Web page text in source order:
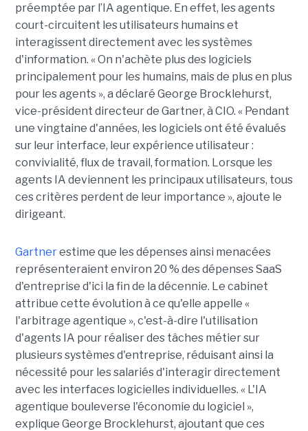
préemptée par l’IA agentique. En effet, les agents
court-circuitent les utilisateurs humains et
interagissent directement avec les systèmes
d'information. « On n'achète plus des logiciels
principalement pour les humains, mais de plus en plus
pour les agents », a déclaré George Brocklehurst,
vice-président directeur de Gartner, à CIO. « Pendant
une vingtaine d'années, les logiciels ont été évalués
sur leur interface, leur expérience utilisateur :
convivialité, flux de travail, formation. Lorsque les
agents IA deviennent les principaux utilisateurs, tous
ces critères perdent de leur importance », ajoute le
dirigeant.
Gartnerestime que les dépenses ainsi menacées
représenteraient environ 20 % des dépenses SaaS
d'entreprise d'ici la fin de la décennie. Le cabinet
attribue cette évolution à ce qu'elle appelle «
l'arbitrage agentique », c'est-à-dire l'utilisation
d'agents IA pour réaliser des tâches métier sur
plusieurs systèmes d'entreprise, réduisant ainsi la
nécessité pour les salariés d'interagir directement
avec les interfaces logicielles individuelles. « L'IA
agentique bouleverse l'économie du logiciel »,
explique George Brocklehurst, ajoutant que ces